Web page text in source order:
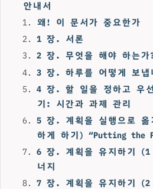
안내서
왜! 이 문서가 중요한가
1 장. 서론
2 장. 무엇을 해야 하는가
3 장. 하루를 어떻게 보냅
4 장. 할 일을 정하고 우
기: 시간과 과제 관리
5 장. 계획을 실행으로
하게 하기) “Putting the
6 장. 계획을 유지하기
너지
7 장. 계획을 유지하기